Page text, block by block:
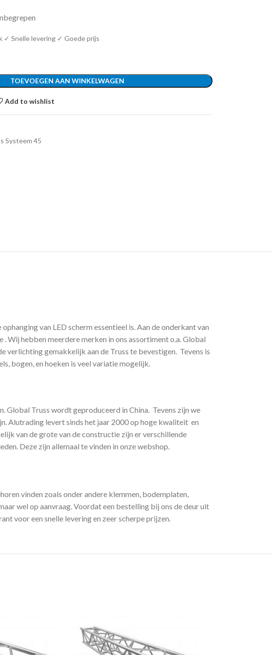
✓ Snelle levering ✓ Goede prijs
TOEVOEGEN AAN WINKELWAGEN
Add to wishlist
Systeem 45
van LED scherm essentieel is. Aan de onderkant van
Wij hebben meerdere merken in ons assortiment o.a. Global
verlichting gemakkelijk aan de Truss te bevestigen. Tevens is
bogen, en hoeken is veel variatie mogelijk.
Global Truss wordt geproduceerd in China. Tevens zijn we
Alutrading levert sinds het jaar 2000 op hoge kwaliteit en
van de grote van de constructie zijn er verschillende
Deze zijn allemaal te vinden in onze webshop.
vinden zoals onder andere klemmen, bodemplaten,
wel op aanvraag. Voordat een bestelling bij ons de deur uit
voor een snelle levering en zeer scherpe prijzen.